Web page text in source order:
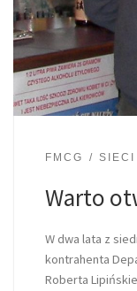
FMCG SIECI
Warto
W dwa lata z
kontrahenta
Roberta